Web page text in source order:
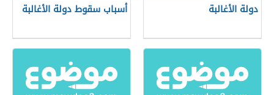
دولة الأغالبة أسباب سقوط دولة الأغالبة